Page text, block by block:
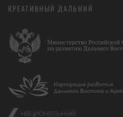
КРЕАТИВНЫЙ ДАЛЬНИЙ